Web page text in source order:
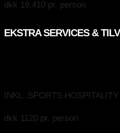
dkk 19.410 pr. person
EKSTRA SERVICES &
INKL. SPORTS
dkk 1120 pr. person